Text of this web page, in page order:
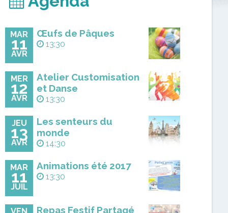
MAR
11
AVR
Œufs de Pâques
13:30
MER
12
AVR
Atelier Customisation
et Danse
13:30
JEU
13
AVR
Les senteurs du
monde
14:30
MAR
11
JUIL
Animations été 2017
13:30
Repas Festif Partagé